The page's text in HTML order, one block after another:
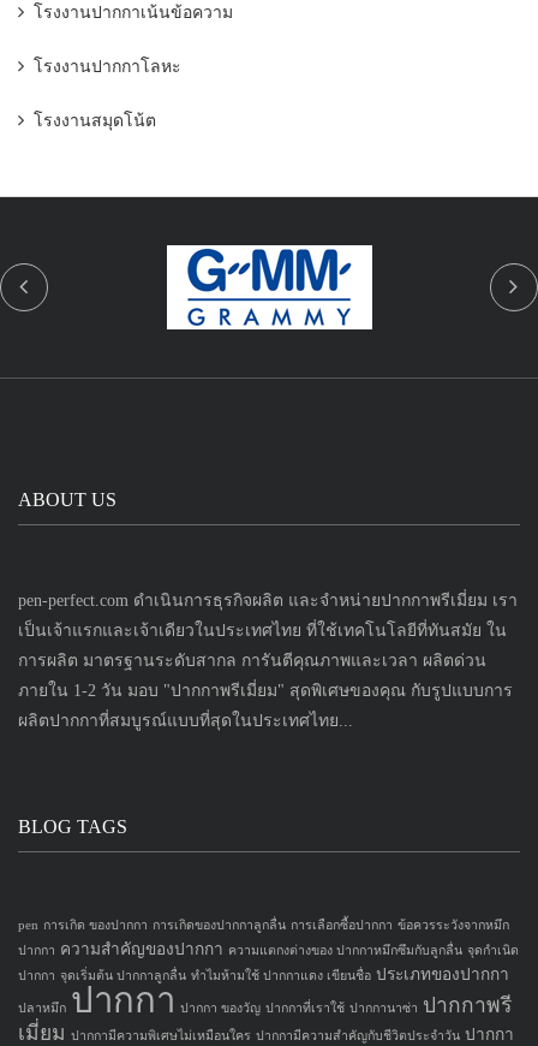
โรงงานปากกาเน้นข้อความ
โรงงานปากกาโลหะ
โรงงานสมุดโน้ต
ABOUT US
pen-perfect.com ดำเนินการธุรกิจผลิต และจำหน่ายปากกาพรีเมี่ยม เรา
เป็นเจ้าแรกและเจ้าเดียวในประเทศไทย ที่ใช้เทคโนโลยีที่ทันสมัย ใน
การผลิต มาตรฐานระดับสากล การันตีคุณภาพและเวลา ผลิตด่วน
ภายใน 1-2 วัน มอบ "ปากกาพรีเมี่ยม" สุดพิเศษของคุณ กับรูปแบบการ
ผลิตปากกาที่สมบูรณ์แบบที่สุดในประเทศไทย...
BLOG TAGS
pen การเกิด ของปากกา การเกิดของปากกาลูกลื่น การเลือกซื้อปากกา ข้อควรระวังจากหมึก
ปากกา ความสำคัญของปากกา ความแตกงต่างของ ปากกาหมึกซึมกับลูกลื่น จุดกำเนิด
ปากกา จุดเริ่มต้น ปากกาลูกลื่น ทำไมห้ามใช้ ปากกาแดง เขียนชื่อ ประเภทของปากกา
ปลาหมึก ปากกา ปากกา ของวัญ ปากกาที่เราใช้ ปากกานาซ่า ปากกาพรี
เมี่ยม ปากกามีความพิเศษไม่เหมือนใคร ปากกามีความสำคัญกับชีวิตประจำวัน ปากกา